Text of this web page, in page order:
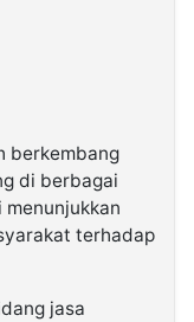
berkembang
di berbagai
terhadap
jasa